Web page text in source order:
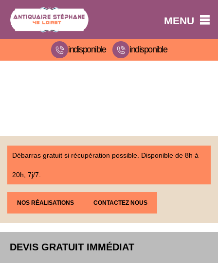
MENU
indisponible indisponible
Débarras gratuit si récupération possible. Disponible de 8h à
20h, 7j/7.
NOS RÉALISATIONS CONTACTEZ NOUS
DEVIS GRATUIT IMMÉDIAT